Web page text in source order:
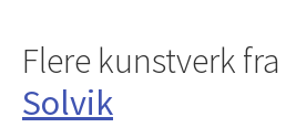
Flere kunstverk fra
Solvik